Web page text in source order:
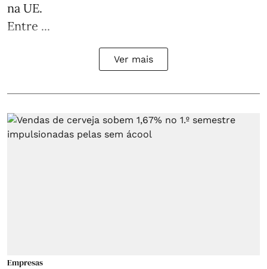
na UE.
Entre ...
Ver mais
Empresas